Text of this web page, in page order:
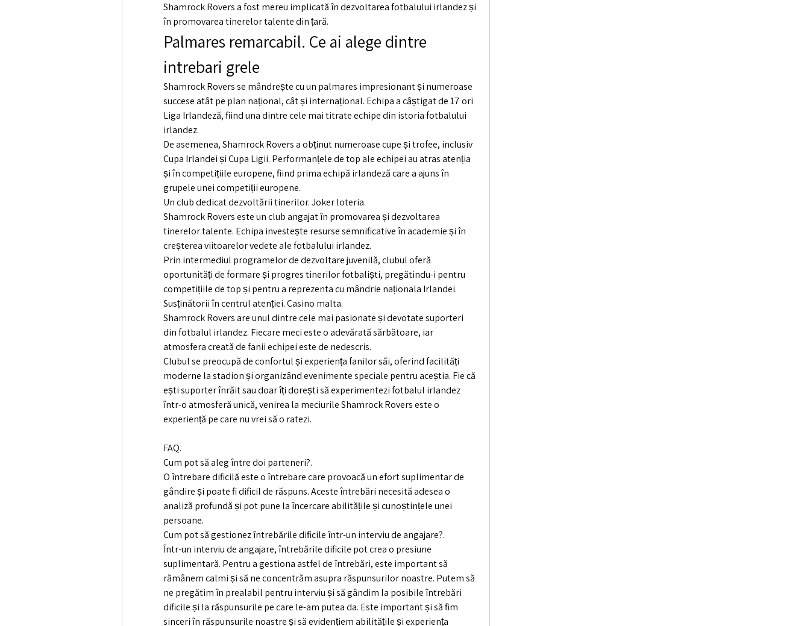
Shamrock Rovers a fost mereu implicată în dezvoltarea fotbalului irlandez și
în promovarea tinerelor talente din țară.
Palmares remarcabil. Ce ai alege dintre
intrebari grele
Shamrock Rovers se mândrește cu un palmares impresionant și numeroase
succese atât pe plan național, cât și internațional. Echipa a câștigat de 17 ori
Liga Irlandeză, fiind una dintre cele mai titrate echipe din istoria fotbalului
irlandez.
De asemenea, Shamrock Rovers a obținut numeroase cupe și trofee, inclusiv
Cupa Irlandei și Cupa Ligii. Performanțele de top ale echipei au atras atenția
și în competițiile europene, fiind prima echipă irlandeză care a ajuns în
grupele unei competiții europene.
Un club dedicat dezvoltării tinerilor. Joker loteria.
Shamrock Rovers este un club angajat în promovarea și dezvoltarea
tinerelor talente. Echipa investește resurse semnificative în academie și în
creșterea viitoarelor vedete ale fotbalului irlandez.
Prin intermediul programelor de dezvoltare juvenilă, clubul oferă
oportunități de formare și progres tinerilor fotbaliști, pregătindu-i pentru
competițiile de top și pentru a reprezenta cu mândrie naționala Irlandei.
Susținătorii în centrul atenției. Casino malta.
Shamrock Rovers are unul dintre cele mai pasionate și devotate suporteri
din fotbalul irlandez. Fiecare meci este o adevărată sărbătoare, iar
atmosfera creată de fanii echipei este de nedescris.
Clubul se preocupă de confortul și experiența fanilor săi, oferind facilități
moderne la stadion și organizând evenimente speciale pentru aceștia. Fie că
ești suporter înrăit sau doar îți dorești să experimentezi fotbalul irlandez
într-o atmosferă unică, venirea la meciurile Shamrock Rovers este o
experiență pe care nu vrei să o ratezi.
FAQ.
Cum pot să aleg între doi parteneri?.
O întrebare dificilă este o întrebare care provoacă un efort suplimentar de
gândire și poate fi dificil de răspuns. Aceste întrebări necesită adesea o
analiză profundă și pot pune la încercare abilitățile și cunoștințele unei
persoane.
Cum pot să gestionez întrebările dificile într-un interviu de angajare?.
Într-un interviu de angajare, întrebările dificile pot crea o presiune
suplimentară. Pentru a gestiona astfel de întrebări, este important să
rămânem calmi și să ne concentrăm asupra răspunsurilor noastre. Putem să
ne pregătim în prealabil pentru interviu și să gândim la posibile întrebări
dificile și la răspunsurile pe care le-am putea da. Este important și să fim
sinceri în răspunsurile noastre și să evidențiem abilitățile și experiența